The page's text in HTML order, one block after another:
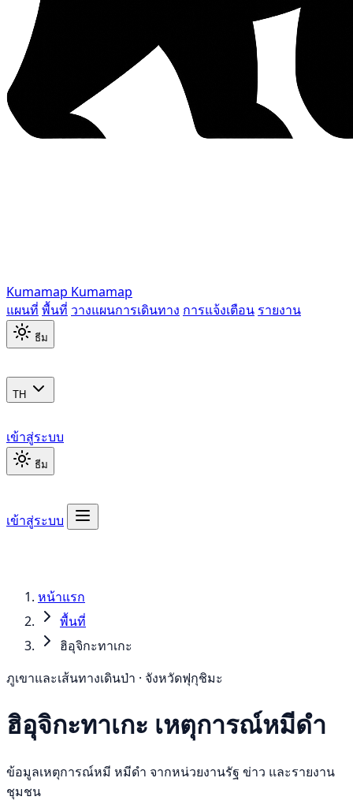
Kumamap Kumamap
แผนที่ พื้นที่ วางแผนการเดินทาง การแจ้งเตือน รายงาน
ธีม
TH
เข้าสู่ระบบ
ธีม
เข้าสู่ระบบ
หน้าแรก
พื้นที่
ฮิอุจิกะทาเกะ
ภูเขาและเส้นทางเดินป่า · จังหวัดฟุกุชิมะ
ฮิอุจิกะทาเกะ เหตุการณ์หมีดำ
ข้อมูลเหตุการณ์หมี หมีดำ จากหน่วยงานรัฐ ข่าว และรายงาน
ชุมชน